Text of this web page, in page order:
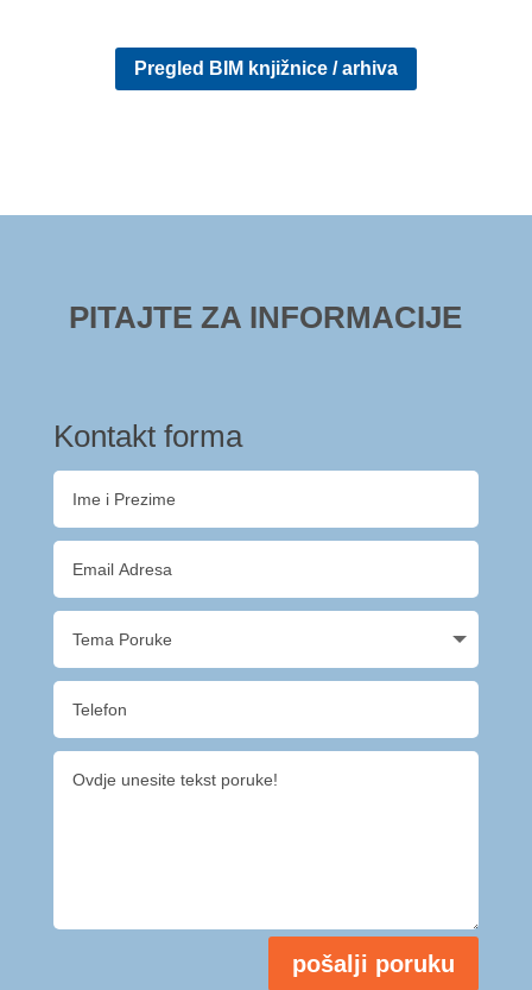
Pregled BIM knjižnice / arhiva
PITAJTE ZA INFORMACIJE
Kontakt forma
pošalji poruku